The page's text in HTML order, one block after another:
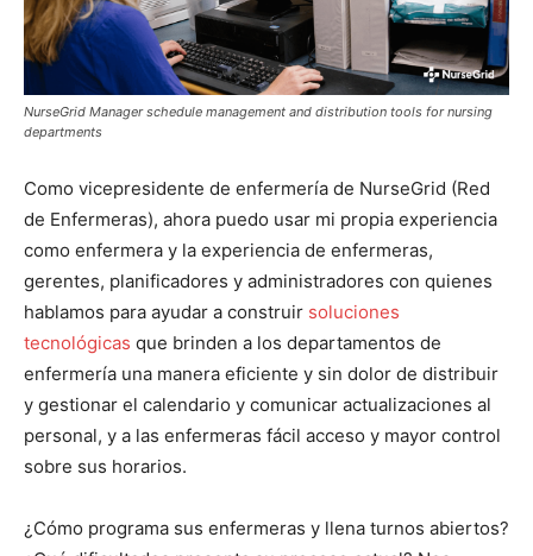
NurseGrid Manager schedule management and distribution tools for nursing
departments
Como vicepresidente de enfermería de NurseGrid (Red
de Enfermeras), ahora puedo usar mi propia experiencia
como enfermera y la experiencia de enfermeras,
gerentes, planificadores y administradores con quienes
hablamos para ayudar a construir soluciones
tecnológicas que brinden a los departamentos de
enfermería una manera eficiente y sin dolor de distribuir
y gestionar el calendario y comunicar actualizaciones al
personal, y a las enfermeras fácil acceso y mayor control
sobre sus horarios.
¿Cómo programa sus enfermeras y llena turnos abiertos?